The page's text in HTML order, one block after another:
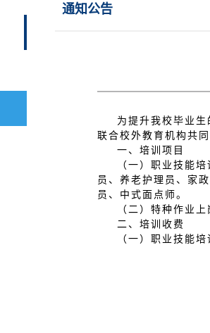
通知公告
为提升我校毕业
联合校外教育机构共
一、培训项目
（一）职业技能
员、养老护理员、家
员、中式面点师。
（二）特种作业
二、培训收费
（一）职业技能培